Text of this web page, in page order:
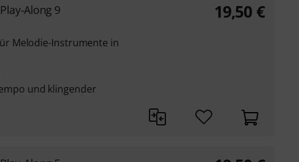
Along 9
Melodie-Instrumente in
und klingender
19,50 €